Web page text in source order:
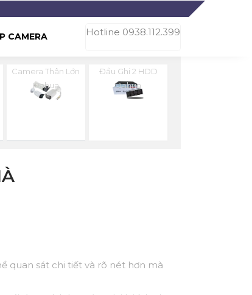
Hotline 0938.112.399
CAMERA
Camera Thân Lớn
Dahua
Đầu Ghi 2 HDD
Dahua
quan sát chi tiết và rõ nét hơn mà